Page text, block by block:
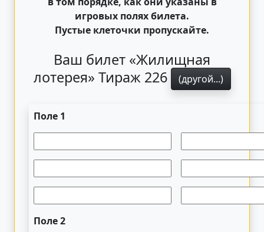
игровых полях билета.
Пустые клеточки пропускайте.
Ваш билет «Жилищная
лотерея» Тираж 226
(другой...)
Поле 1
Поле 2